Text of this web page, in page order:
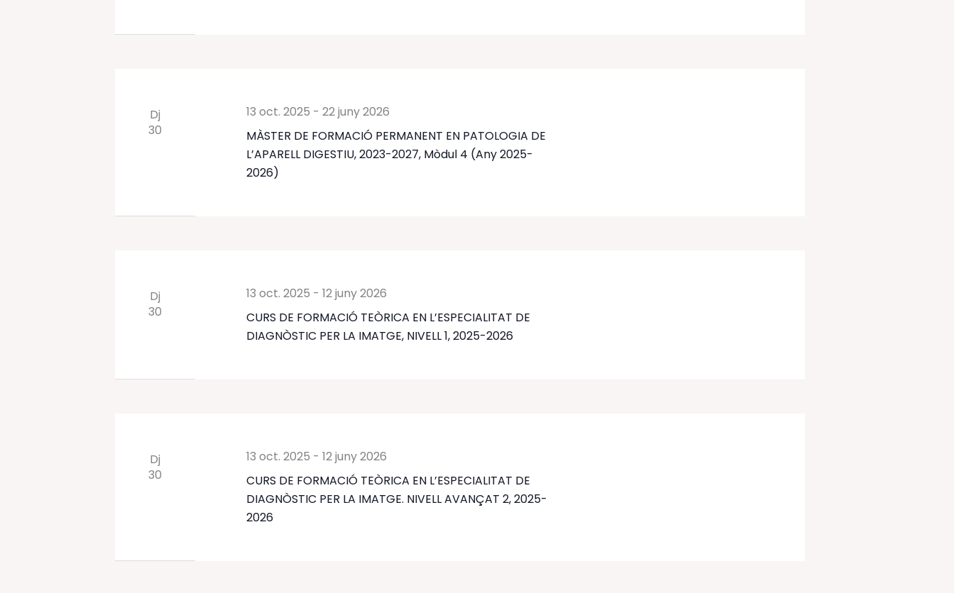
Dj
30
MÀSTER DE FORMACIÓ PERMANENT EN PATOLOGIA DE
L’APARELL DIGESTIU, 2023-2027, Mòdul 4 (Any 2025-
2026)
13 oct. 2025 -22 juny 2026
Dj
30
CURS DE FORMACIÓ TEÒRICA EN L’ESPECIALITAT DE
DIAGNÒSTIC PER LA IMATGE, NIVELL 1, 2025-2026
13 oct. 2025 -12 juny 2026
Dj
30
CURS DE FORMACIÓ TEÒRICA EN L’ESPECIALITAT DE
DIAGNÒSTIC PER LA IMATGE. NIVELL AVANÇAT 2, 2025-
2026
13 oct. 2025 -12 juny 2026